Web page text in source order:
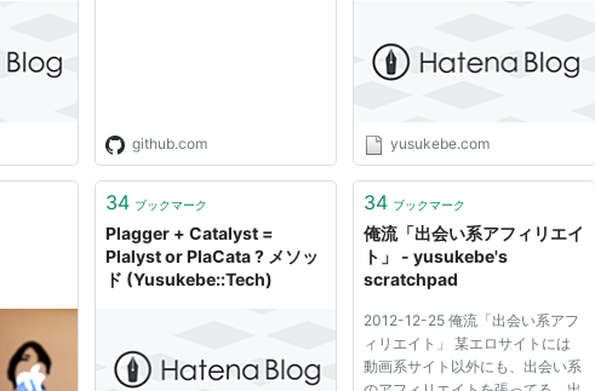
github.com yusukebe.com
34 ブックマーク
Plagger + Catalyst =
Plalyst or PlaCata ? メソッ
ド (Yusukebe::Tech)
34 ブックマーク
俺流「出会い系アフィリエイ
ト」 - yusukebe's
scratchpad
2012-12-25 俺流「出会い系アフ
ィリエイト」 某エロサイトには
動画系サイト以外にも、出会い系